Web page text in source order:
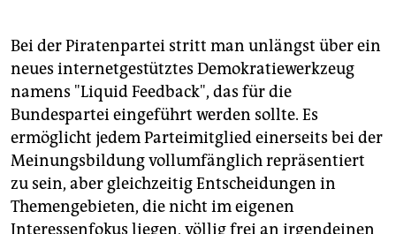
Bei der Piratenpartei stritt man unlängst über ein
neues internetgestütztes Demokratiewerkzeug
namens "Liquid Feedback", das für die
Bundespartei eingeführt werden sollte. Es
ermöglicht jedem Parteimitglied einerseits bei der
Meinungsbildung vollumfänglich repräsentiert
zu sein, aber gleichzeitig Entscheidungen in
Themengebieten, die nicht im eigenen
Interessenfokus liegen, völlig frei an irgendeinen